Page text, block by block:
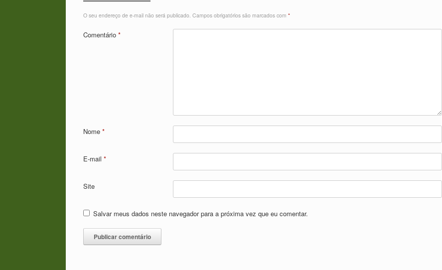
O seu endereço de e-mail não será publicado. Campos obrigatórios são marcados com *
Comentário *
Nome *
E-mail *
Site
Salvar meus dados neste navegador para a próxima vez que eu comentar.